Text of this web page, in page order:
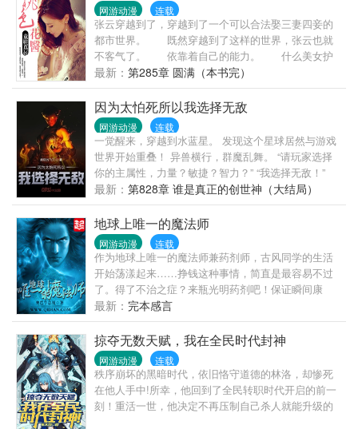
网游动漫 连载
张云穿越到了，穿越到了一个可以合法娶三妻四妾的
都市世界。 既然穿越到了这样的世界，张云也就
不客气了。 依靠着自己的能力。 什么美女护
士，什么美女警察，还有什么美女空姐等等。 一
一网罗在自己的家庭中，让她们成为自己的妻，让她
们成为自己的妾。
最新： 第285章 圆满（本书完）
因为太怕死所以我选择无敌
网游动漫 连载
一觉醒来，穿越到水蓝星。 发现这个星球居然与游戏
世界开始重叠！ 异兽横行，群魔乱舞。 “请玩家选择
你的主属性，力量？敏捷？智力？” “我选择无敌！”
最新： 第828章 谁是真正的创世神（大结局）
地球上唯一的魔法师
网游动漫 连载
作为地球上唯一的魔法师兼药剂师，古风同学的生活
开始荡漾起来……挣钱这种事情，简直是最容易不过
了。得了不治之症？来瓶光明药剂吧！保证瞬间康
复。为考试成绩而闹心，为升学而烦心？一瓶醒脑剂
解决问题，不满分，全款退货！（注：语文作文成绩
不在三包范围内）豪车、名宅……这些对我来说都不
成问题。还有那个长腿美眉，这只是一个简单的悬浮
魔法而已，不要眼冒星星用那种崇拜的眼光看着我好
不好？当然，绝对不止这些。每一个魔法师都是博学
的。天文地理，人文社交，美食鉴赏……
最新： 完本感言
掠夺无数天赋，我在全民时代封神
网游动漫 连载
秩序崩坏的黑暗时代，依旧恪守道德的林洛，却惨死
在他人手中!所幸，他回到了全民转职时代开启的前一
刻！重活一世，他决定不再压制自己杀人就能升级的